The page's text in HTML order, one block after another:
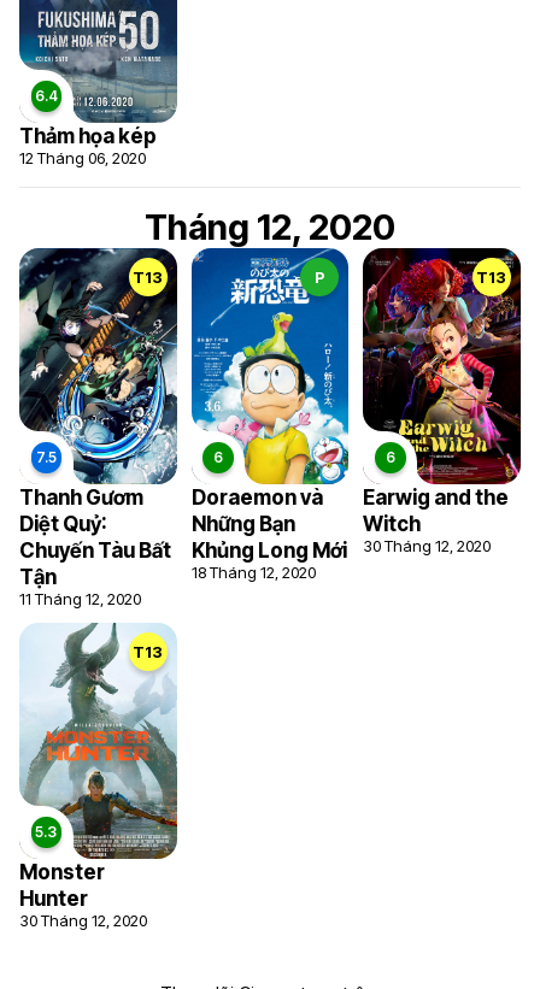
6.5
6.4
Thảm họa kép
12 Tháng 06, 2020
Tháng 12, 2020
T13
Thanh Gươm
Diệt Quỷ:
Chuyến Tàu Bất
Tận
11 Tháng 12, 2020
P
Doraemon và
Những Bạn
Khủng Long Mới
18 Tháng 12, 2020
T13
Earwig and the
Witch
30 Tháng 12, 2020
T13
Monster
Hunter
30 Tháng 12, 2020